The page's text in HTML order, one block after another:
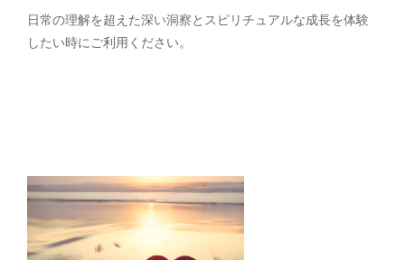
日常の理解を超えた深い洞察とスピリチュアルな成長を体験
したい時にご利用ください。